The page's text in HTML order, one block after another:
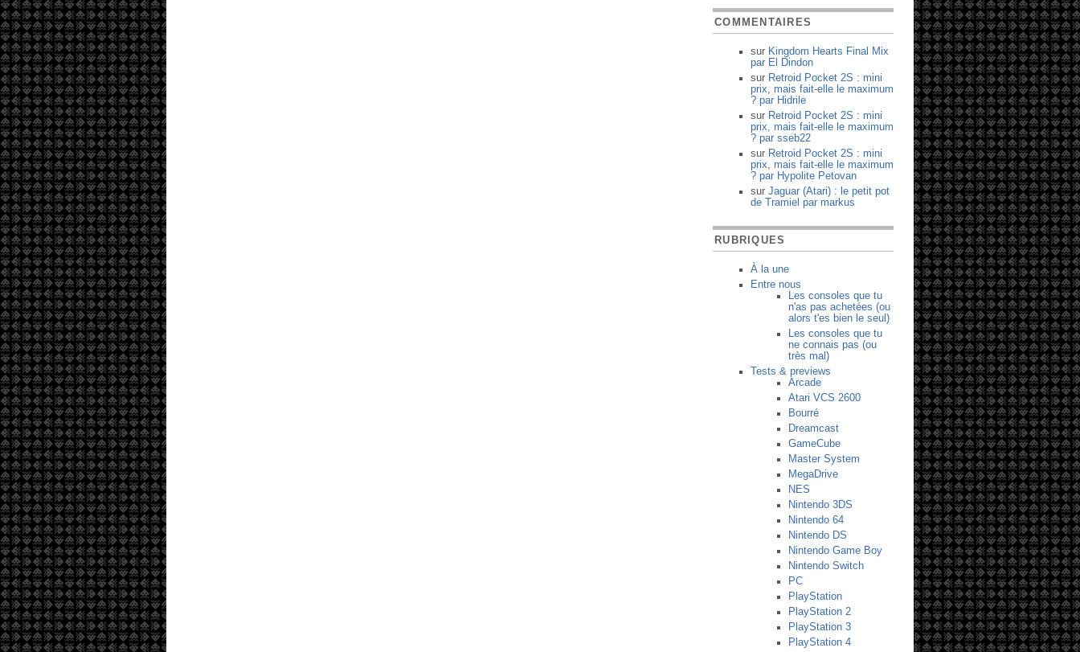
COMMENTAIRES
sur Kingdom Hearts Final Mix
par El Dindon
sur Retroid Pocket 2S : mini
prix, mais fait-elle le maximum
? par Hidrile
sur Retroid Pocket 2S : mini
prix, mais fait-elle le maximum
? par sseb22
sur Retroid Pocket 2S : mini
prix, mais fait-elle le maximum
? par Hypolite Petovan
sur Jaguar (Atari) : le petit pot
de Tramiel par markus
RUBRIQUES
À la une
Entre nous
Les consoles que tu
n'as pas achetées (ou
alors t'es bien le seul)
Les consoles que tu
ne connais pas (ou
très mal)
Tests & previews
Arcade
Atari VCS 2600
Bourré
Dreamcast
GameCube
Master System
MegaDrive
NES
Nintendo 3DS
Nintendo 64
Nintendo DS
Nintendo Game Boy
Nintendo Switch
PC
PlayStation
PlayStation 2
PlayStation 3
PlayStation 4